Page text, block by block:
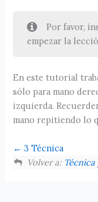
Por favor,
empezar la
En este tutorial
sólo para mano
izquierda.
mano repitiendo lo
3 Técnica
Volver a: